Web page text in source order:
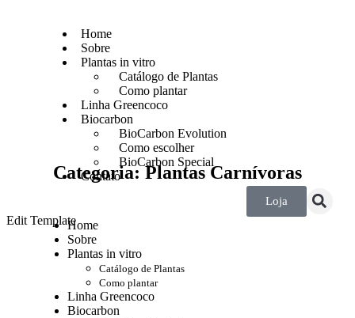
Home
Sobre
Plantas in vitro
Catálogo de Plantas
Como plantar
Linha Greencoco
Biocarbon
BioCarbon Evolution
Como escolher
BioCarbon Special
Contato
Home
Sobre
Plantas in vitro
Catálogo de Plantas
Como plantar
Linha Greencoco
Biocarbon
Loja
Categoria: Plantas Carnívoras
Edit Template